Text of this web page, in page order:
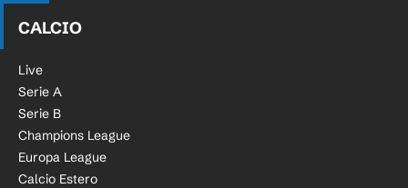
CALCIO
Live
Serie A
Serie B
Champions League
Europa League
Calcio Estero